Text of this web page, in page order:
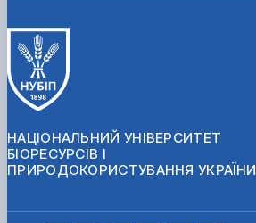
НАЦІОНАЛЬНИЙ УНІВЕРСИТЕТ
БІОРЕСУРСІВ І
ПРИРОДОКОРИСТУВАННЯ УКРАЇНИ